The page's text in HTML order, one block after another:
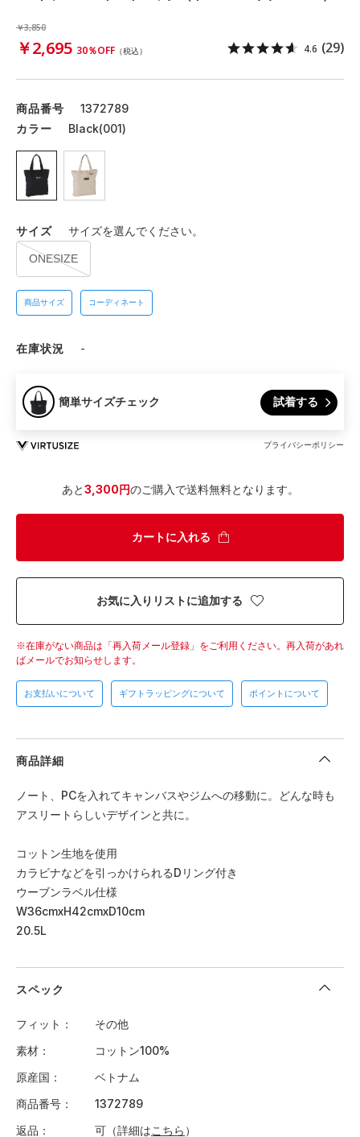
￥3,850
￥2,695 30％OFF （税込） 4.6 (29)
商品番号
1372789
カラー
Black(001)
サイズ サイズを選んでください。
ONESIZE
商品サイズ コーディネート
在庫状況 -
簡単サイズチェック 試着する
プライバシーポリシー
あと3,300円のご購入で送料無料となります。
カートに入れる
お気に入りリストに追加する
在庫がない商品は「再入荷メール登録」をご利用ください。 再入荷があれ
ばメールでお知らせします。
お支払いについて ギフトラッピングについて ポイントについて
商品詳細
ノート、PCを入れてキャンバスやジムへの移動に。どんな時も
アスリートらしいデザインと共に。
コットン生地を使用
カラビナなどを引っかけられるDリング付き
ウーブンラベル仕様
W36cmxH42cmxD10cm
20.5L
スペック
フィット
その他
素材
コットン100%
原産国
ベトナム
商品番号
1372789
返品
可（詳細はこちら ）